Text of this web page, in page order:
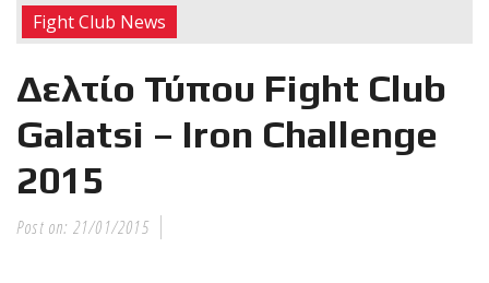
Η Αντωνία
Πρίφτη στο
και πιο
δύσκολο
αγώνα της καριέρας της,
διεκδικεί τον 6ο
παγκόσμιο τίτλο της
απέναντι στην Phetjeeja
Fight Club News
Δελτίο Τύπου Fight Club
Galatsi – Iron Challenge
2015
Post on: 21/01/2015